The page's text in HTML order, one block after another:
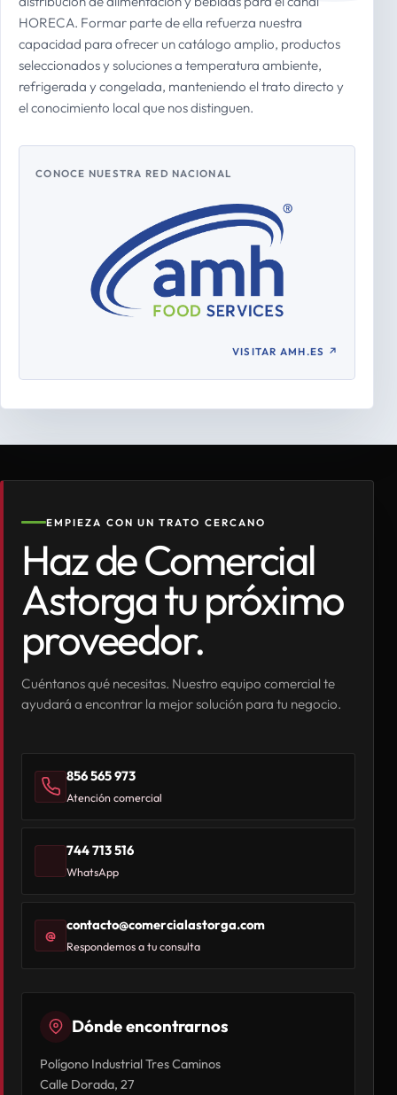
HORECA. Formar parte de ella refuerza nuestra
capacidad para ofrecer un catálogo amplio, productos
seleccionados y soluciones a temperatura ambiente,
refrigerada y congelada, manteniendo el trato directo y
el conocimiento local que nos distinguen.
CONOCE NUESTRA RED NACIONAL
VISITAR AMH.ES ↗
EMPIEZA CON UN TRATO CERCANO
Haz de Comercial
Astorga tu próximo
proveedor.
Cuéntanos qué necesitas. Nuestro equipo comercial te
ayudará a encontrar la mejor solución para tu negocio.
856 565 973
Atención comercial
744 713 516
WhatsApp
@
contacto@comercialastorga.com
Respondemos a tu consulta
Dónde encontrarnos
Polígono Industrial Tres Caminos
Calle Dorada, 27